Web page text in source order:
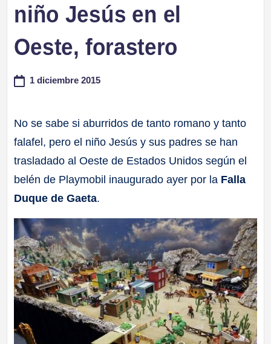
niño Jesús en el
Oeste, forastero
1 diciembre 2015
No se sabe si aburridos de tanto romano y tanto
falafel, pero el niño Jesús y sus padres se han
trasladado al Oeste de Estados Unidos según el
belén de Playmobil inaugurado ayer por la Falla
Duque de Gaeta.